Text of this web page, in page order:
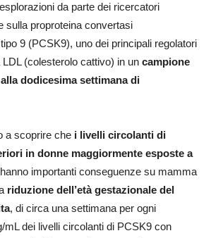
da parte dei ricercatori
sulla proproteina convertasi
9 (PCSK9), uno dei principali regolatori
(colesterolo cattivo) in un campione
dodicesima settimana di
a scoprire che i livelli circolanti di
in donne maggiormente esposte a
hanno importanti conseguenze su mamma
riduzione dell’età gestazionale del
, di circa una settimana per ogni
mL dei livelli circolanti di PCSK9 con